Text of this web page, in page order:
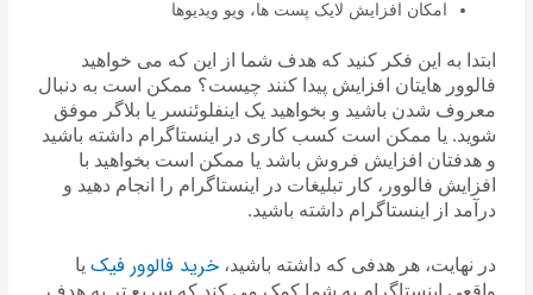
امکان افزایش لایک پست ها، ویو ویدیوها
ابتدا به این فکر کنید که هدف شما از این که می خواهید
فالوور هایتان افزایش پیدا کنند چیست؟ ممکن است به دنبال
معروف شدن باشید و بخواهید یک اینفلوئنسر یا بلاگر موفق
شوید. یا ممکن است کسب کاری در اینستاگرام داشته باشید
و هدفتان افزایش فروش باشد یا ممکن است بخواهید با
افزایش فالوور، کار تبلیغات در اینستاگرام را انجام دهید و
درآمد از اینستاگرام داشته باشید.
در نهایت، هر هدفی که داشته باشید،خرید فالوور فیک یا